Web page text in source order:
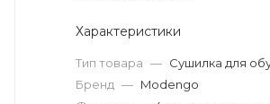
Характеристики
Тип товара — Сушилка для
Бренд — Modengo